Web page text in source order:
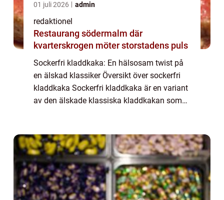
01 juli 2026 admin
redaktionel
Restaurang södermalm där
kvarterskrogen möter storstadens puls
Sockerfri kladdkaka: En hälsosam twist på
en älskad klassiker Översikt över sockerfri
kladdkaka Sockerfri kladdkaka är en variant
av den älskade klassiska kladdkakan som